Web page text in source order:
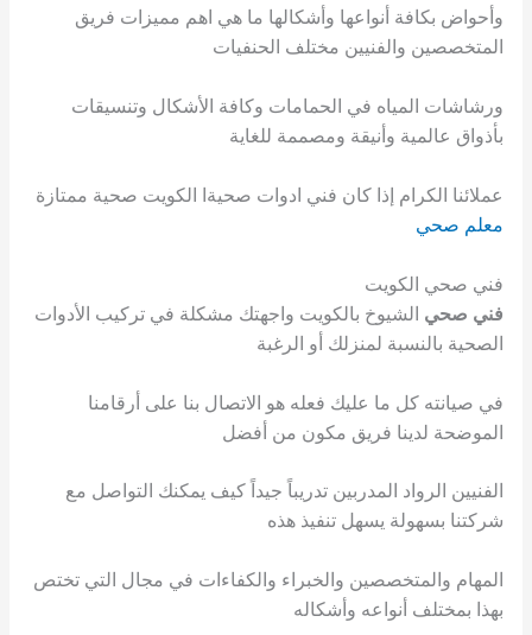
وأحواض بكافة أنواعها وأشكالها ما هي اهم مميزات فريق
المتخصصين والفنيين مختلف الحنفيات
ورشاشات المياه في الحمامات وكافة الأشكال وتنسيقات
بأذواق عالمية وأنيقة ومصممة للغاية
عملائنا الكرام إذا كان فني ادوات صحيةا الكويت صحية ممتازة
معلم صحي
فني صحي الكويت
فني صحي الشيوخ بالكويت واجهتك مشكلة في تركيب الأدوات
الصحية بالنسبة لمنزلك أو الرغبة
في صيانته كل ما عليك فعله هو الاتصال بنا على أرقامنا
الموضحة لدينا فريق مكون من أفضل
الفنيين الرواد المدربين تدريباً جيداً كيف يمكنك التواصل مع
شركتنا بسهولة يسهل تنفيذ هذه
المهام والمتخصصين والخبراء والكفاءات في مجال التي تختص
بهذا بمختلف أنواعه وأشكاله